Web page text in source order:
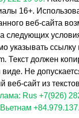
16+.
веб-сайта
следующих
указывать ссылку
Текст должен
Не
веб-сайт из текстов
Rus +7(926)